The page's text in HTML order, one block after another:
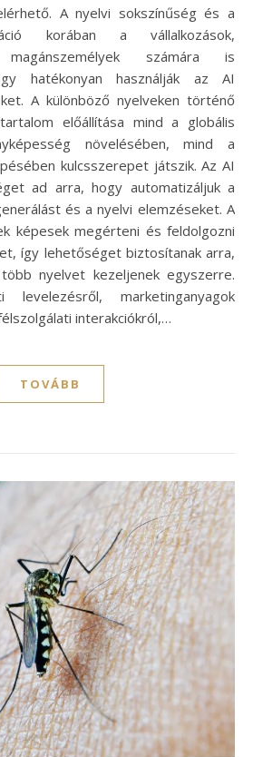
A nyelvi sokszínűség és a
korában a vállalkozások,
számára is
hatékonyan használják az AI
A különböző nyelveken történő
előállítása mind a globális
növelésében, mind a
kulcsszerepet játszik. Az AI
ad arra, hogy automatizáljuk a
és a nyelvi elemzéseket. A
képesek megérteni és feldolgozni
így lehetőséget biztosítanak arra,
nyelvet kezeljenek egyszerre.
marketinganyagok
interakciókról,…
TOVÁBB